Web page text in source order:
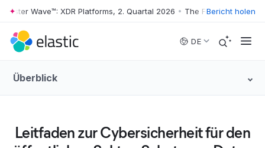
Skip to main content
Wave™: XDR Platforms, 2. Quartal 2026 • The Forrester Wave™:
Bericht holen
DE
Überblick
Leitfaden zur Cybersicherheit für den